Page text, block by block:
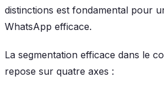
distinctions est fondamental pour
WhatsApp efficace.
La segmentation efficace dans le
repose sur quatre axes :